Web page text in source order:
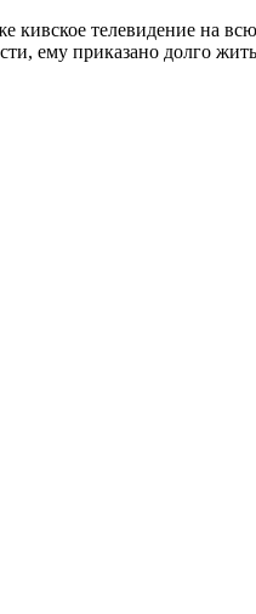
кивское телевидение на
ему приказано долго